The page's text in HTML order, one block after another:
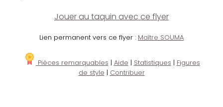
Jouer au taquin avec ce flyer
Lien permanent vers ce flyer : Maître SOUMA
Pièces remarquables | Aide | Statistiques | Figures
de style | Contribuer